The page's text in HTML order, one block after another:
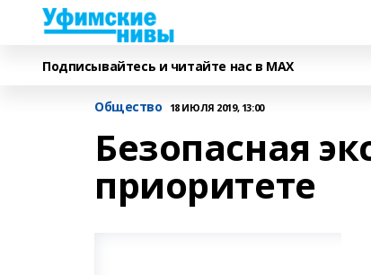
Подписывайтесь и читайте нас в MAX
Общество 18 ИЮЛЯ 2019, 13:00
Безопасная
приоритете